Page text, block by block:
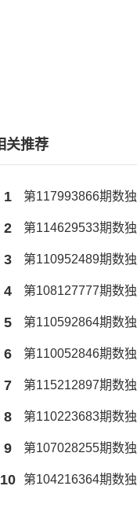
关推荐
1 第117993866期数独
2 第114629533期数独
3 第110952489期数独
4 第108127777期数独
5 第110592864期数独
6 第110052846期数独
7 第115212897期数独
8 第110223683期数独
9 第107028255期数独
10 第104216364期数独